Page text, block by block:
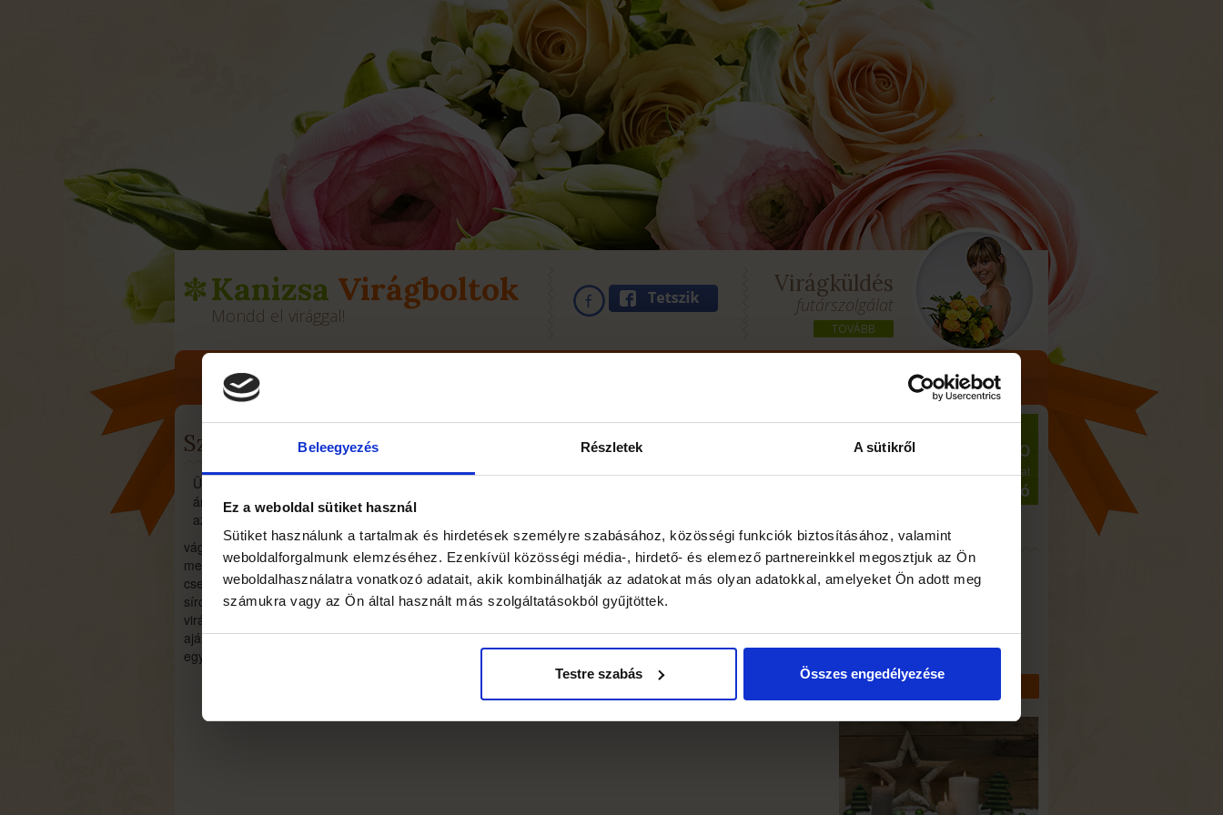
Beleegyezés Részletek A sütikről
Ez a weboldal sütiket használ
Sütiket használunk a tartalmak és hirdetések személyre szabásához, közösségi funkciók biztosításához, valamint
weboldalforgalmunk elemzéséhez. Ezenkívül közösségi média-, hirdető- és elemező partnereinkkel megosztjuk az Ön
weboldalhasználatra vonatkozó adatait, akik kombinálhatják az adatokat más olyan adatokkal, amelyeket Ön adott meg
számukra vagy az Ön által használt más szolgáltatásokból gyűjtöttek.
Testre szabás Összes engedélyezése
Kanizsa Virágboltok
Mondd el virággal!
Virágküldés
futárszolgálat
TOVÁBB
FŐOLDAL KAPCSOLAT
Szolgáltatásaink
Üzleteink széleskörű szolgáltatáskínálattal, minőségileg és mennyiségileg egyaránt első osztályú
árukészlettel, szakképzett eladókkal, virágkötőkkel, heti 2-3 alkalommal történő áruszállítással várja Önöket
az év szinte minden napján.
vágott virágok, virágcsokrok, virágtálak és -kosarak
menyasszonyi csokrok, autódíszek, kitűzők, teremdekoráció
cserepes virágok
sírcsokrok, koszorúk
virágküldés
ajándéktárgyak, dekorációs kellékek
egyéb
Névnap
2026. augusztus 8., szombat
László
Üzletünk
8800 Nagykanizsa,
Hírek
TOVÁBBI HÍREK MEGTEKINTÉSE